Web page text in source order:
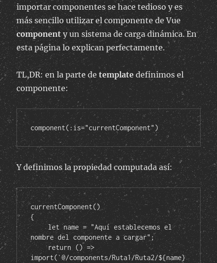
importar componentes se hace tedioso y es
más sencillo utilizar el componente de Vue
componenty un sistema de carga dinámica. En
esta página lo explican perfectamente.
TL,DR: en la parte detemplatedefinimos el
componente:
component(:is="currentComponent")
Y definimos la propiedad computada así:
currentComponent()
{
let name = "Aquí establecemos el
nombre del componente a cargar";
return () =>
import(`@/components/Ruta1/Ruta2/${name}